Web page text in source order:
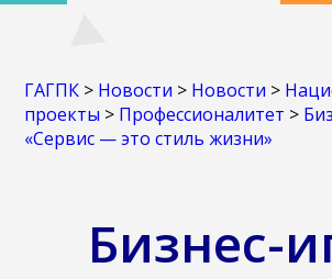
ГАГПК > Новости > Новости >
проекты > Профессионалитет >
«Сервис — это стиль жизни»
Бизнес-